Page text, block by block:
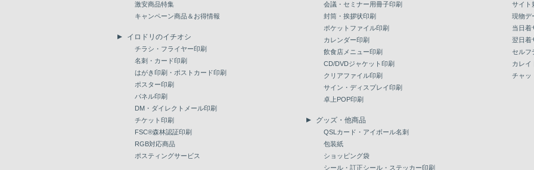
激安商品特集
キャンペーン商品＆お得情報
イロドリのイチオシ
チラシ・フライヤー印刷
名刺・カード印刷
はがき印刷・ポストカード印刷
ポスター印刷
パネル印刷
DM・ダイレクトメール印刷
チケット印刷
FSC®森林認証印刷
RGB対応商品
ポスティングサービス
会議・セミナー用冊子印刷
封筒・挨拶状印刷
ポケットファイル印刷
カレンダー印刷
飲食店メニュー印刷
CD/DVDジャケット印刷
クリアファイル印刷
サイン・ディスプレイ印刷
卓上POP印刷
グッズ・他商品
QSLカード・アイボール名刺
包装紙
ショッピング袋
シール・訂正シール・ステッカー印刷
サイト
現物デ
当日着
翌日着
セルフ
カレイ
チャッ